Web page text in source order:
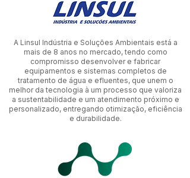
A Linsul Indústria e Soluções Ambientais está a
mais de 8 anos no mercado, tendo como
compromisso desenvolver e fabricar
equipamentos e sistemas completos de
tratamento de água e efluentes, que unem o
melhor da tecnologia à um processo que valoriza
a sustentabilidade e um atendimento próximo e
personalizado, entregando otimização, eficiência
e durabilidade.